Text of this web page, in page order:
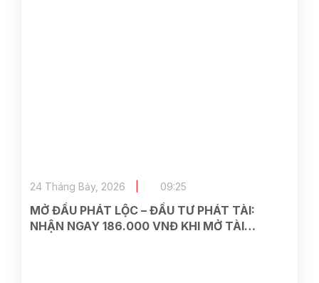
MỞ ĐẦU PHÁT LỘC – ĐẦU TƯ PHÁT TÀI:
NHẬN NGAY 186.000 VNĐ KHI MỞ TÀI
24 Tháng Bảy, 2026 09:25